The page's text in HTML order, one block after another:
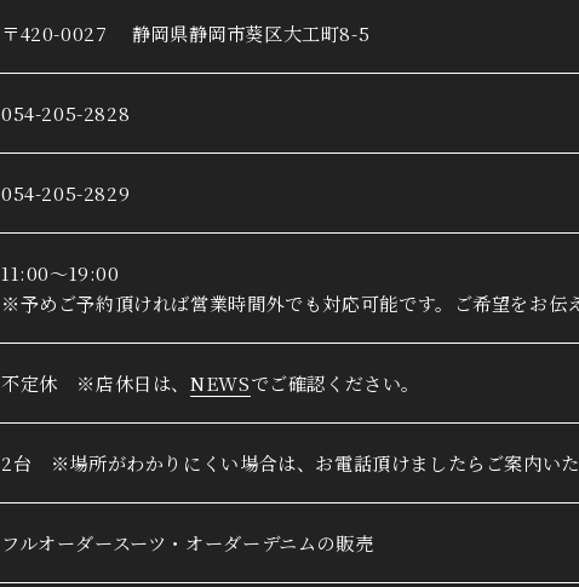
〒420-0027 静岡県静岡市葵区大工町8-5
054-205-2828
054-205-2829
11:00〜19:00
※予めご予約頂ければ営業時間外でも対応可能です。ご希望をお伝
不定休 ※店休日は、NEWSでご確認ください。
2台 ※場所がわかりにくい場合は、お電話頂けましたらご案内いた
フルオーダースーツ・オーダーデニムの販売